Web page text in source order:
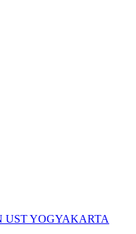
UST YOGYAKARTA